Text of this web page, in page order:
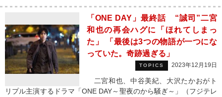
「ONE DAY」最終話 “誠司”二宮
和也の再会ハグに「ほれてしまっ
た」 「最後は3つの物語が一つにな
っていた。奇跡過ぎる」
TOPICS 2023年12月19日
二宮和也、中谷美紀、大沢たかおがト
リプル主演するドラマ「ONE DAY～聖夜のから騒ぎ～」（フジテレ